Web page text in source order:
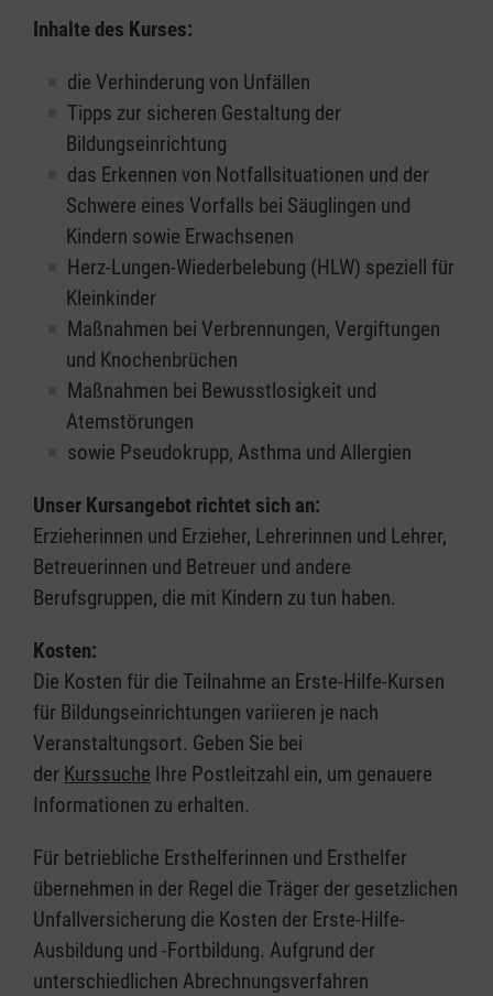
Inhalte des Kurses:
die Verhinderung von Unfällen
Tipps zur sicheren Gestaltung der
Bildungseinrichtung
das Erkennen von Notfallsituationen und der
Schwere eines Vorfalls bei Säuglingen und
Kindern sowie Erwachsenen
Herz-Lungen-Wiederbelebung (HLW) speziell für
Kleinkinder
Maßnahmen bei Verbrennungen, Vergiftungen
und Knochenbrüchen
Maßnahmen bei Bewusstlosigkeit und
Atemstörungen
sowie Pseudokrupp, Asthma und Allergien
Unser Kursangebot richtet sich an:
Erzieherinnen und Erzieher, Lehrerinnen und Lehrer,
Betreuerinnen und Betreuer und andere
Berufsgruppen, die mit Kindern zu tun haben.
Kosten:
Die Kosten für die Teilnahme an Erste-Hilfe-Kursen
für Bildungseinrichtungen variieren je nach
Veranstaltungsort. Geben Sie bei
der Kurssuche Ihre Postleitzahl ein, um genauere
Informationen zu erhalten.
Für betriebliche Ersthelferinnen und Ersthelfer
übernehmen in der Regel die Träger der gesetzlichen
Unfallversicherung die Kosten der Erste-Hilfe-
Ausbildung und -Fortbildung. Aufgrund der
unterschiedlichen Abrechnungsverfahren